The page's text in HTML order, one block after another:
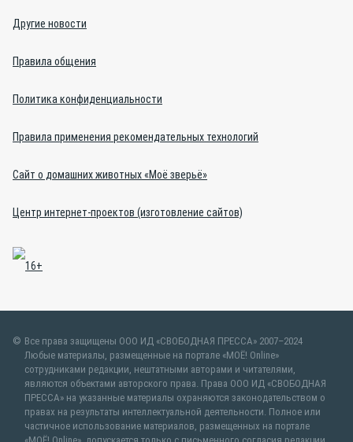
Другие новости
Правила общения
Политика конфиденциальности
Правила применения рекомендательных технологий
Сайт о домашних животных «Моё зверьё»
Центр интернет-проектов (изготовление сайтов)
Все права защищены ООО ИД «СВОБОДНАЯ ПРЕССА» 2007–2024
Любые материалы, размещенные на портале «МОЁ! Online»
сотрудниками редакции, нештатными авторами и читателями,
являются объектами авторского права. Права ООО ИД «СВОБОДНАЯ
ПРЕССА» на указанные материалы охраняются законодательством о
правах на результаты интеллектуальной деятельности. Полное или
частичное использование материалов, размещенных на портале